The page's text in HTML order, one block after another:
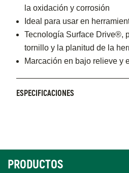
la oxidación y corrosión
Ideal para usar en
Tecnología Surface Drive®,
tornillo y la planitud de la
Marcación en bajo relieve y
ESPECIFICACIONES
PRODUCTOS